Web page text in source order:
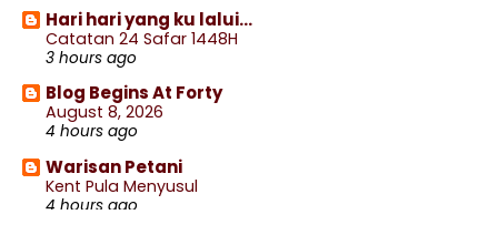
►2017(359)
►2016(538)
(402)
►December(77)
►November
►October(47)
▼September
Hari hari yang ku lalui...
Catatan 24 Safar 1448H
3 hours ago
Blog Begins At Forty
August 8, 2026
4 hours ago
Warisan Petani
Kent Pula Menyusul
4 hours ago